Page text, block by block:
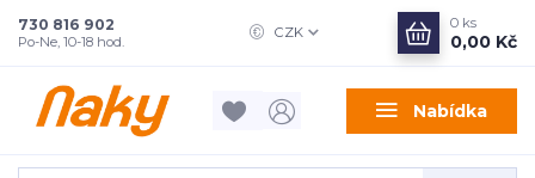
Nabídka
CZK
730 816 902
Po-Ne, 10-18 hod.
0 ks
0,00 Kč